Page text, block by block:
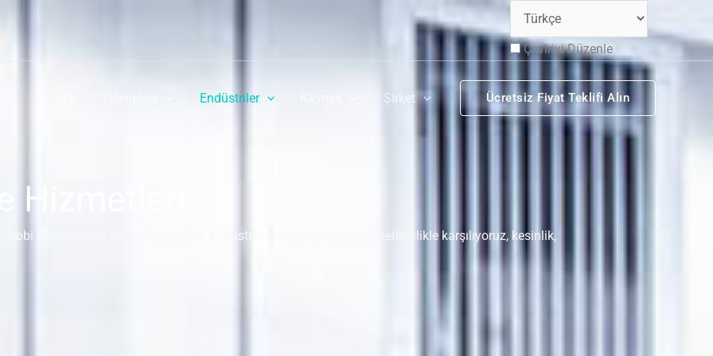
Çeviriyi Düzenle
Endüstriler Şirket Ücretsiz Fiyat Teklifi Alın
Hizmetleri
tıbbi cihaz işleme uzmanlığı sağlar. Endüstri standartlarını yüksek verimlilikle karşılıyoruz, kesinlik,